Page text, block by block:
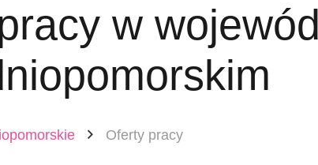
w
Oferty pracy